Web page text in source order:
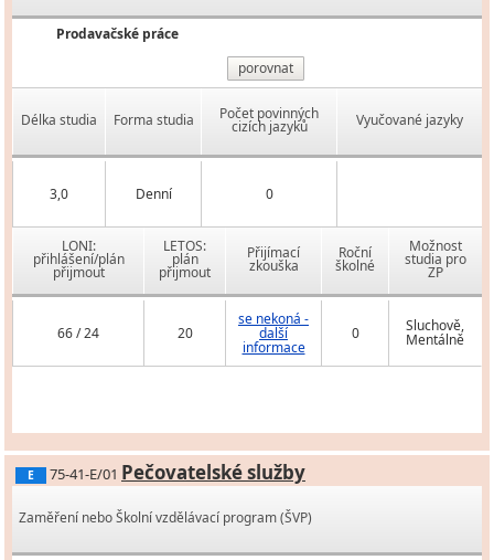
Prodavačské práce
porovnat
Délka studia Forma studia Počet povinných
cizích jazyků Vyučované jazyky
3,0 Denní 0
LONI:
přihlášení/plán
přijmout
LETOS:
plán
přijmout
Přijímací
zkouška
Roční
školné
Možnost
studia pro
ZP
66 / 24 20
se nekoná -
další
informace
0 Sluchově,
Mentálně
E 75-41-E/01 Pečovatelské služby
Zaměření nebo Školní vzdělávací program (ŠVP)